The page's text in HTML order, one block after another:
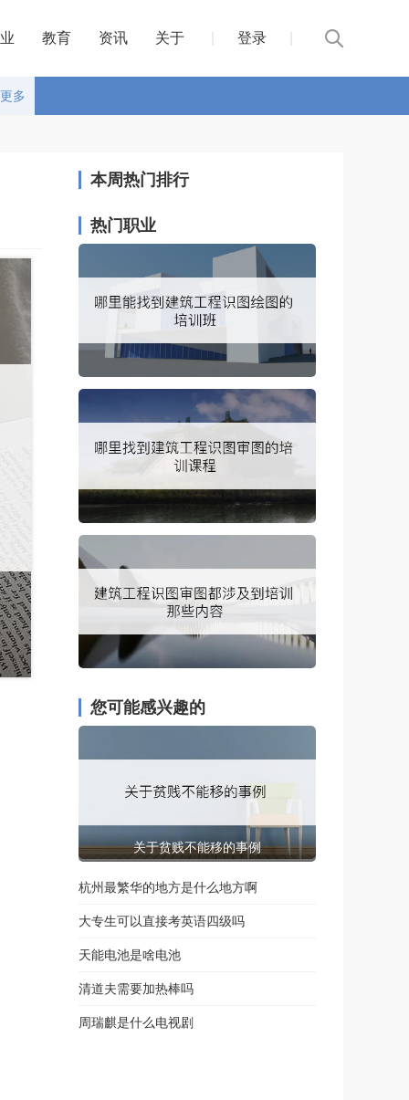
教育 资讯 关于 登录
更多
本周热门排行
热门职业
您可能感兴趣的
关于贫贱不能移的事例
杭州最繁华的地方是什么地方啊
大专生可以直接考英语四级吗
天能电池是啥电池
清道夫需要加热棒吗
周瑞麒是什么电视剧